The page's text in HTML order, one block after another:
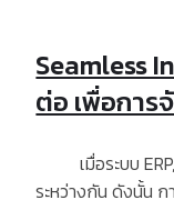
Seamless
ต่อ เพื่อการ
เมื่อระบบ ERP,
ระหว่างกัน ดังนั้น